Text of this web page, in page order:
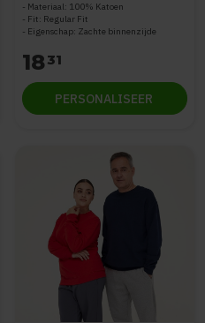
Materiaal: 100% Katoen
Fit: Regular Fit
Eigenschap: Zachte binnenzijde
1831
PERSONALISEER